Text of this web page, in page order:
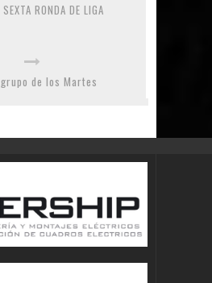
RONDA DE LIGA
de los Martes